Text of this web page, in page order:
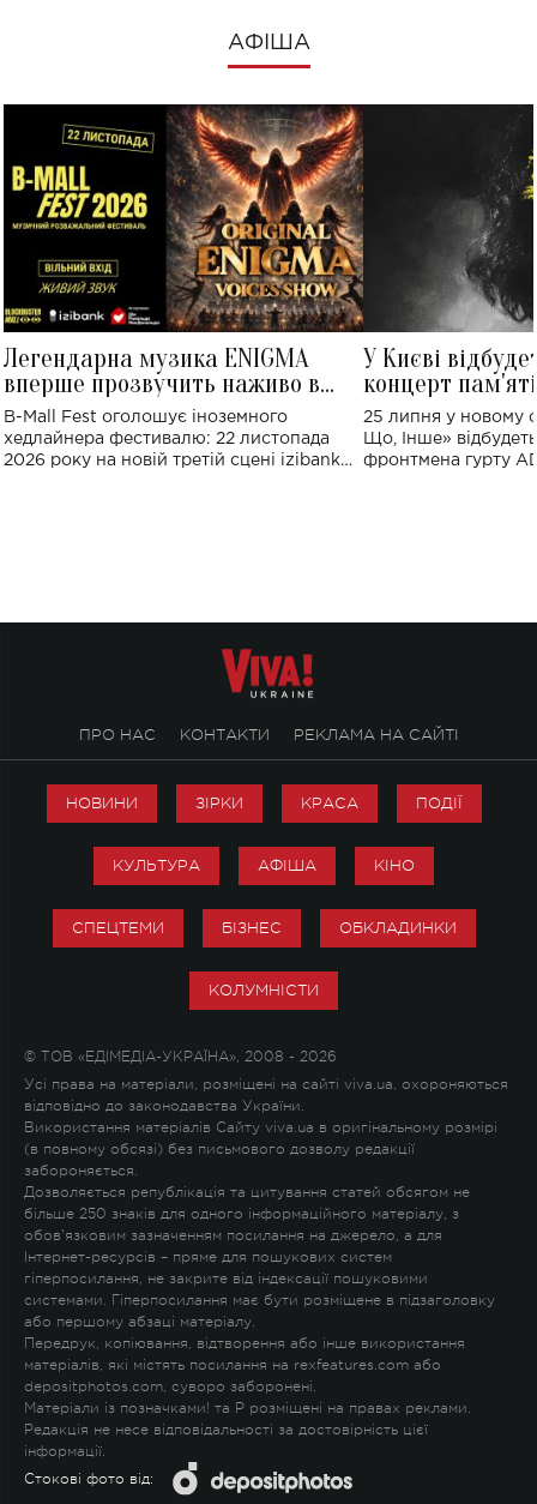
АФІША
Легендарна музика ENIGMA
вперше прозвучить наживо в
Україні: де відбудеться концерт
B-Mall Fest оголошує іноземного
хедлайнера фестивалю: 22 листопада
2026 року на новій третій сцені izibank
У Києві
концерт
Клименка:
виконають
25 липня у новому
Що, Інше»
фронтмена гурту
ПРО НАС КОНТАКТИ РЕКЛАМА НА САЙТІ
НОВИНИ ЗІРКИ КРАСА ПОДІЇ
КУЛЬТУРА АФІША КІНО
СПЕЦТЕМИ БІЗНЕС ОБКЛАДИНКИ
КОЛУМНІСТИ
© ТОВ «ЕДІМЕДІА-УКРАЇНА», 2008 - 2026
Усі права на матеріали, розміщені на сайті viva.ua, охороняються
відповідно до законодавства України.
Використання матеріалів Сайту viva.ua в оригінальному розмірі
(в повному обсязі) без письмового дозволу редакції
забороняється.
Дозволяється републікація та цитування статей обсягом не
більше 250 знаків для одного інформаційного матеріалу, з
обов'язковим зазначенням посилання на джерело, а для
Інтернет-ресурсів – пряме для пошукових систем
гіперпосилання, не закрите від індексації пошуковими
системами. Гіперпосилання має бути розміщене в підзаголовку
або першому абзаці матеріалу.
Передрук, копіювання, відтворення або інше використання
матеріалів, які містять посилання на rexfeatures.com або
depositphotos.com, суворо заборонені.
Матеріали із позначками! та P розміщені на правах реклами.
Редакція не несе відповідальності за достовірність цієї
інформації.
Стокові фото від: